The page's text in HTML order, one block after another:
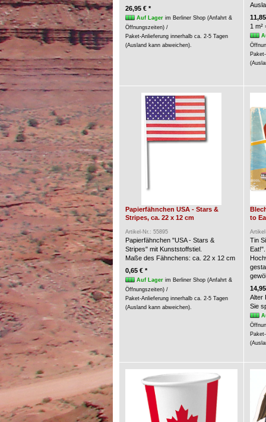
26,95 € *
Auf Lagerim Berliner Shop (Anfahrt &
Öffnungszeiten) /
Paket-Anlieferung innerhalb ca. 2-5 Tagen
(Ausland kann abweichen).
1 m²
Papierfähnchen USA - Stars &
Stripes, ca. 22 x 12 cm
Artikel-Nr.: 55895
Papierfähnchen "USA - Stars &
Stripes" mit Kunststoffstiel.
Maße des Fähnchens: ca. 22 x 12 cm
0,65 € *
Auf Lagerim Berliner Shop (Anfahrt &
Öffnungszeiten) /
Paket-Anlieferung innerhalb ca. 2-5 Tagen
(Ausland kann abweichen).
to
Tin
Eat!".
Alter
Sie